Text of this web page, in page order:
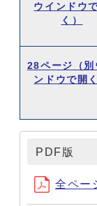
ウインドウ
く）
28ページ
（
ンドウで開く
PDF版
全ペー